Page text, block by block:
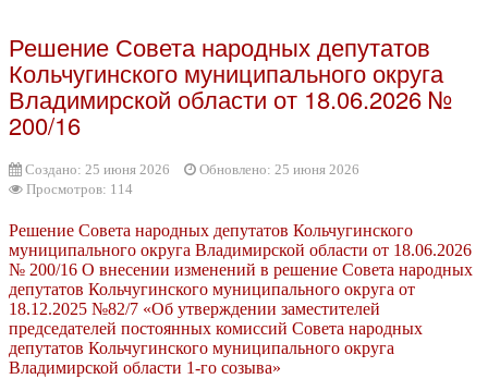
Решение Совета народных депутатов
Кольчугинского муниципального округа
Владимирской области от 18.06.2026 №
200/16
Создано: 25 июня 2026
Обновлено: 25 июня 2026
Просмотров: 114
Решение Совета народных депутатов Кольчугинского
муниципального округа Владимирской области от 18.06.2026
№ 200/16 О внесении изменений в решение Совета народных
депутатов Кольчугинского муниципального округа от
18.12.2025 №82/7 «Об утверждении заместителей
председателей постоянных комиссий Совета народных
депутатов Кольчугинского муниципального округа
Владимирской области 1-го созыва»